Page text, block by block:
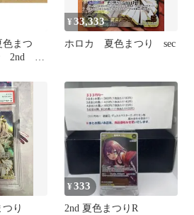
まつ
2nd
¥33,333
ホロカ 夏色まつり sec
つり
¥333
2nd 夏色まつりR